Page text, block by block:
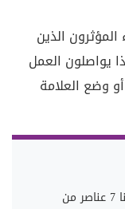
الذين
يواصلون العمل
وضع العلامة
إسرائيل تنشر فيديو: قتلنا 7 عناصر من